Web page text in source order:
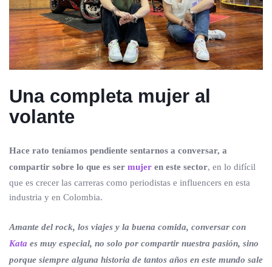
Una completa mujer al
volante
Hace rato teníamos pendiente sentarnos a conversar, a
compartir sobre lo que es ser mujer en este sector, en lo difícil
que es crecer las carreras como periodistas e influencers en esta
industria y en Colombia.
Amante del rock, los viajes y la buena comida, conversar con
Kata es muy especial, no solo por compartir nuestra pasión, sino
porque siempre alguna historia de tantos años en este mundo sale